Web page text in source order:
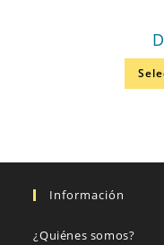
Información
¿Quiénes somos?